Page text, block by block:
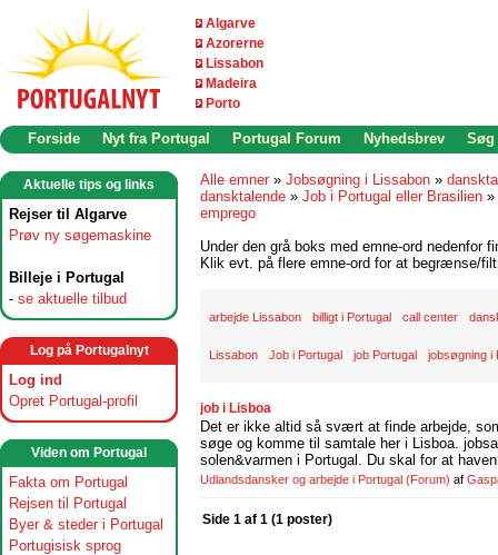
Algarve
Azorerne
Lissabon
Madeira
Porto
Forside Nyt fra Portugal Portugal Forum Nyhedsbrev Søg
Aktuelle tips og links
Rejser til Algarve
Prøv ny søgemaskine
Billeje i Portugal
- se aktuelle tilbud
Log på Portugalnyt
Log ind
Opret Portugal-profil
Viden om Portugal
Fakta om Portugal
Rejsen til Portugal
Byer & steder i Portugal
Portugisisk sprog
Alle emner » Jobsøgning i Lissabon »
dansktalende » Job i Portugal eller Brasilien »
emprego
Under den grå boks med emne-ord nedenfor
Klik evt. på flere emne-ord for at begrænse/
arbejde Lissabon billigt i Portugal call center
Lissabon Job i Portugal job Portugal jobsøgning i
job i Lisboa
Det er ikke altid så svært at finde arbejde,
søge og komme til samtale her i Lisboa.
solen&varmen i Portugal. Du skal for at
Udlandsdansker og arbejde i Portugal (Forum) af
Side 1 af 1 (1 poster)